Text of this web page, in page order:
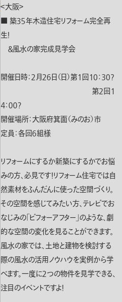
＜大阪＞
■ 築３５年木造住宅リフォーム完全再
生！
＆風水の家完成見学会
開催日時：２月２６日（日）第１回１０：３０?
第２回１
４：００?
開催場所：大阪府箕面（みのお）市
定員：各回６組様
リフォームにするか新築にするかでお悩
みの方、必見です！リフォーム住宅では自
然素材をふんだんに使った空間づくり。
その空間を感じてみたい方、テレビでお
なじみの「ビフォーアフター」のような、劇
的な空間の変化を見ることができます。
風水の家では、土地と建物を検討する
際の風水の活用ノウハウを実例から学
べます。一度に２つの物件を見学できる、
注目のイベントですよ！